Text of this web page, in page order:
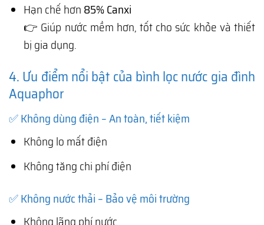
Hạn chế hơn 85% Canxi
👉 Giúp nước mềm hơn, tốt cho sức khỏe và thiết
bị gia dụng.
4. Ưu điểm nổi bật của bình lọc nước gia đình
Aquaphor
✅ Không dùng điện – An toàn, tiết kiệm
Không lo mất điện
Không tăng chi phí điện
✅ Không nước thải – Bảo vệ môi trường